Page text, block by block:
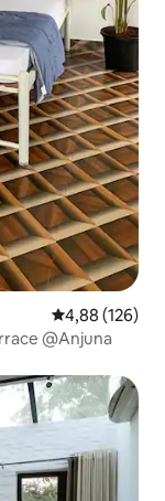
Gemiddelde
4,88 (126)
@Anjuna